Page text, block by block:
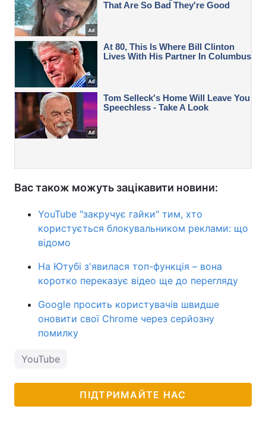
Вас також можуть зацікавити новини:
YouTube "закручує гайки" тим, хто
користується блокувальником реклами: що
відомо
На Ютубі з'явилася топ-функція – вона
коротко переказує відео ще до перегляду
Google просить користувачів швидше
оновити свої Chrome через серйозну
помилку
YouTube
ПІДТРИМАЙТЕ НАС